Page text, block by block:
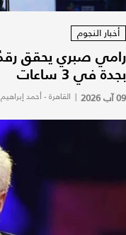
أخبار النجوم
رامي صبري يحقق
بجدة في 3 ساعات
09 آب 2026 | القاهرة - أحمد إبراهيم